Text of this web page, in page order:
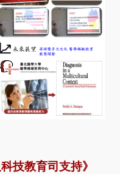
技教育司支持》